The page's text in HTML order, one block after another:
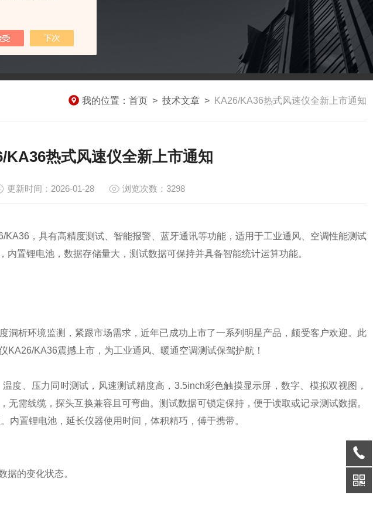
我的位置： 首页 > 技术文章 > KA26/KA36热式风速仪全新上市通知
KA36热式风速仪全新上市通知
更新时间：2026-01-28 浏览次数：3298
KA36 ，具有高精度测试、智能报警、蓝牙通讯等功能，适用于工业通风、空调性能测试
置锂电池，数据存储量大，测试数据可保持并具备智能统计运算功能。
洞析环境监测，紧跟市场需求，近年已成功上市了一系列明星产品，颇受客户欢迎。此
KA26/KA36震撼上市，为工业通风、暖通空调测试保驾护航！
度、压力同时测试，风速测试精度高， 3.5inch彩色触摸显示屏，数字、模拟双视图，
无需线缆，探头互换兼容且可弯曲。测试数据可锁定保持，便于读取或记录测试数据。
内置锂电池，延长仪器使用时间，体积精巧，傅于携带。
据的变化状态。